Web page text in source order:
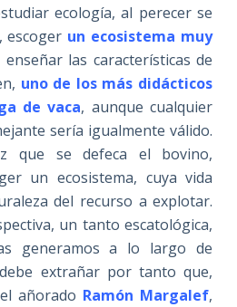
ecología, al perecer se
escoger un ecosistema muy
las características de
uno de los más didácticos
de vaca, aunque cualquier
sería igualmente válido.
que se defeca el bovino,
un ecosistema, cuya vida
del recurso a explotar.
un tanto escatológica,
generamos a lo largo de
extrañar por tanto que,
añorado Ramón Margalef,